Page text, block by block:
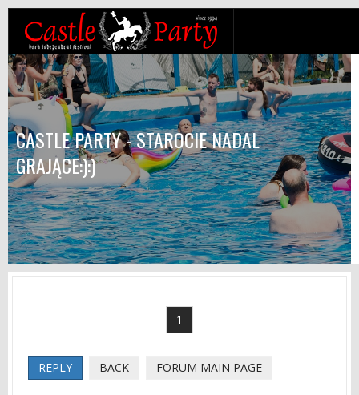
CASTLE PARTY - STAROCIE NADAL
GRAJĄCE:):)
1
REPLY BACK FORUM MAIN PAGE